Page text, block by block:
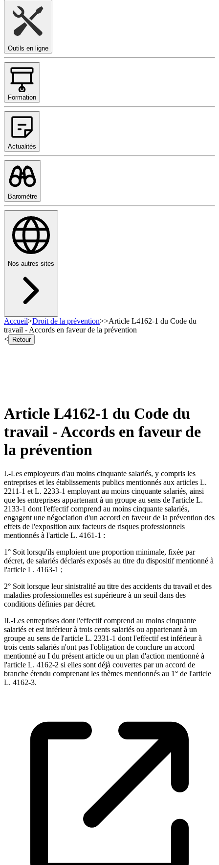
Outils en ligne
Formation
Actualités
Baromètre
Nos autres sites
Accueil>Droit de la prévention>>Article L4162-1 du Code du
travail - Accords en faveur de la prévention
<
Retour
Article L4162-1 du Code du
travail - Accords en faveur de
la prévention
I.-Les employeurs d'au moins cinquante salariés, y compris les
entreprises et les établissements publics mentionnés aux articles L.
2211-1 et L. 2233-1 employant au moins cinquante salariés, ainsi
que les entreprises appartenant à un groupe au sens de l'article L.
2133-1 dont l'effectif comprend au moins cinquante salariés,
engagent une négociation d'un accord en faveur de la prévention des
effets de l'exposition aux facteurs de risques professionnels
mentionnés à l'article L. 4161-1 :
1° Soit lorsqu'ils emploient une proportion minimale, fixée par
décret, de salariés déclarés exposés au titre du dispositif mentionné à
l'article L. 4163-1 ;
2° Soit lorsque leur sinistralité au titre des accidents du travail et des
maladies professionnelles est supérieure à un seuil dans des
conditions définies par décret.
II.-Les entreprises dont l'effectif comprend au moins cinquante
salariés et est inférieur à trois cents salariés ou appartenant à un
groupe au sens de l'article L. 2331-1 dont l'effectif est inférieur à
trois cents salariés n'ont pas l'obligation de conclure un accord
mentionné au I du présent article ou un plan d'action mentionné à
l'article L. 4162-2 si elles sont déjà couvertes par un accord de
branche étendu comprenant les thèmes mentionnés au 1° de l'article
L. 4162-3.